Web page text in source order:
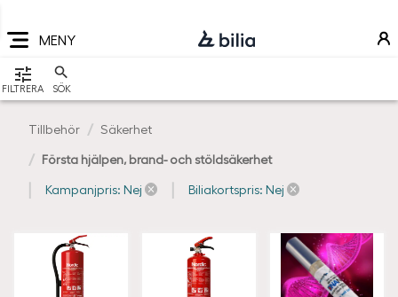
huvudmeny
innehåll
sidfot MENY
VISA
FILTRERA SÖK
Tillbehör
Säkerhet
Första hjälpen, brand- och stöldsäkerhet
Kampanjpris: Nej
Biliakortspris: Nej